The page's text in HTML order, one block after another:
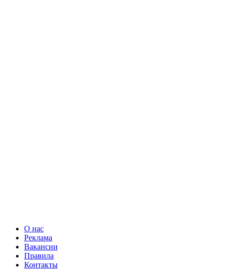
О нас
Реклама
Вакансии
Правила
Контакты